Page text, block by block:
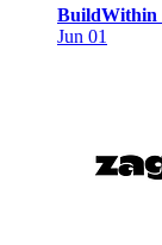
BuildWithin
Jun 01